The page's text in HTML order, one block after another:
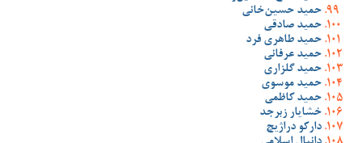
حمید حسین‌خانی
حمید صادقی
حمید طاهری فرد
حمید عرفانی
حمید گلزاری
حمید موسوی
حمید کاظمی
خشایار زبرجد
دارکو دراژیچ